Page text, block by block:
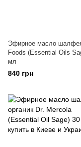
Эфирное масло
Foods (Essential Oils
мл
840 грн